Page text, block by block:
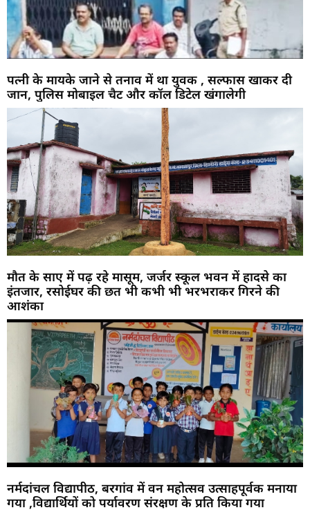
पत्नी के मायके जाने से तनाव में था युवक , सल्फास खाकर दी
जान, पुलिस मोबाइल चैट और कॉल डिटेल खंगालेगी
मौत के साए में पढ़ रहे मासूम, जर्जर स्कूल भवन में हादसे का
इंतजार, रसोईघर की छत भी कभी भी भरभराकर गिरने की
आशंका
नर्मदांचल विद्यापीठ, बरगांव में वन महोत्सव उत्साहपूर्वक मनाया
गया ,विद्यार्थियों को पर्यावरण संरक्षण के प्रति किया गया